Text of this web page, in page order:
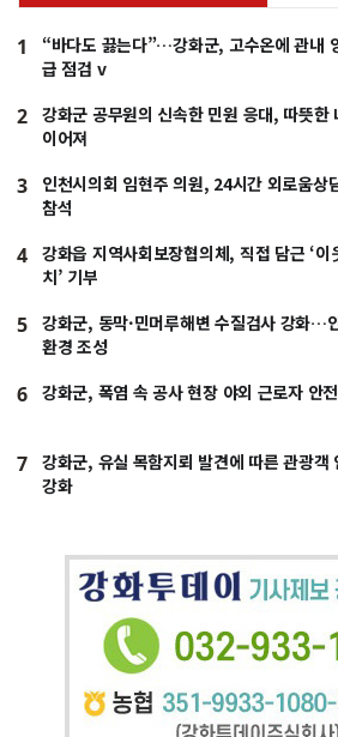
1
“바다도 끓는다”…강화군, 고수온에 관내
급 점검 v
2
강화군 공무원의 신속한 민원 응대, 따뜻한
이어져
3
인천시의회 임현주 의원, 24시간 외로움상
참석
4
강화읍 지역사회보장협의체, 직접 담근 ‘이
치’ 기부
5
강화군, 동막·민머루해변 수질검사 강화…
환경 조성
6 강화군, 폭염 속 공사 현장 야외 근로자 안
7
강화군, 유실 목함지뢰 발견에 따른 관광객
강화